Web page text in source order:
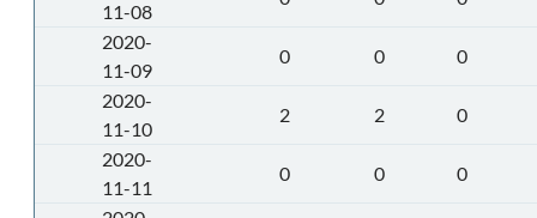
11-08
2020-
11-09
0 0
0
2020-
11-10
2 2
0
2020-
11-11
0 0
0